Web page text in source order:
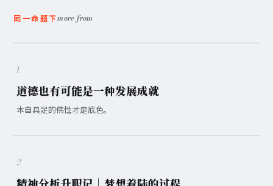
同一命题下more from
1
道德也有可能是一种发展成就
本自具足的佛性才是底色。
2